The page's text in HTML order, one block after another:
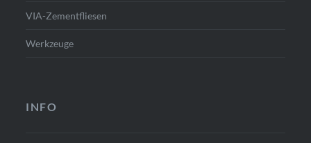
VIA-Zementfliesen
Werkzeuge
INFO